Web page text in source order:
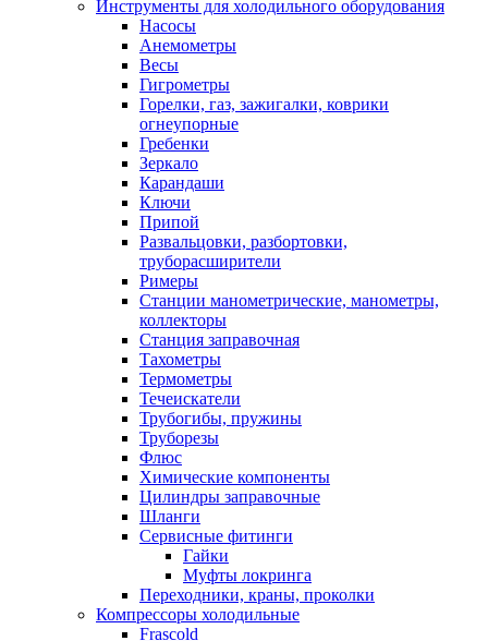
Инструменты для холодильного оборудования
Насосы
Анемометры
Весы
Гигрометры
Горелки, газ, зажигалки, коврики
огнеупорные
Гребенки
Зеркало
Карандаши
Ключи
Припой
Развальцовки, разбортовки,
труборасширители
Римеры
Станции манометрические, манометры,
коллекторы
Станция заправочная
Тахометры
Термометры
Течеискатели
Трубогибы, пружины
Труборезы
Флюс
Химические компоненты
Цилиндры заправочные
Шланги
Сервисные фитинги
Гайки
Муфты локринга
Переходники, краны, проколки
Компрессоры холодильные
Frascold